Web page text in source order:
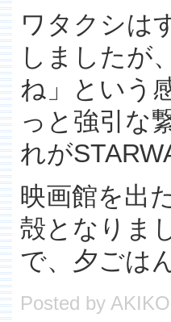
ワタクシは
しましたが
ね」という
っと強引な
れが
映画館を出
殻となりま
で、夕ごは
Posted by